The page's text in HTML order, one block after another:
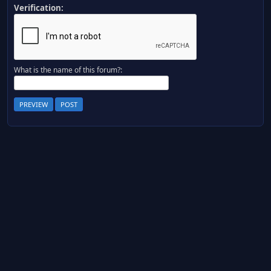
Verification:
What is the name of this forum?: